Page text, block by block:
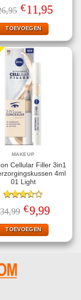
Gewaardeerd
4.50uit 5
Oorspronkelijke
prijs
was:
€26,95.
€11,95prijs
TOEVOEGEN
MAKEUP
Cellular Filler 3in1
4ml
01 Light
Gewaardeerd
3.50uit
34,99 Oorspronkelijke
prijs
was:
€34,99.
€9,99Huidige
prijs
TOEVOEGEN